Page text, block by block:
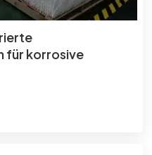
für korrosive